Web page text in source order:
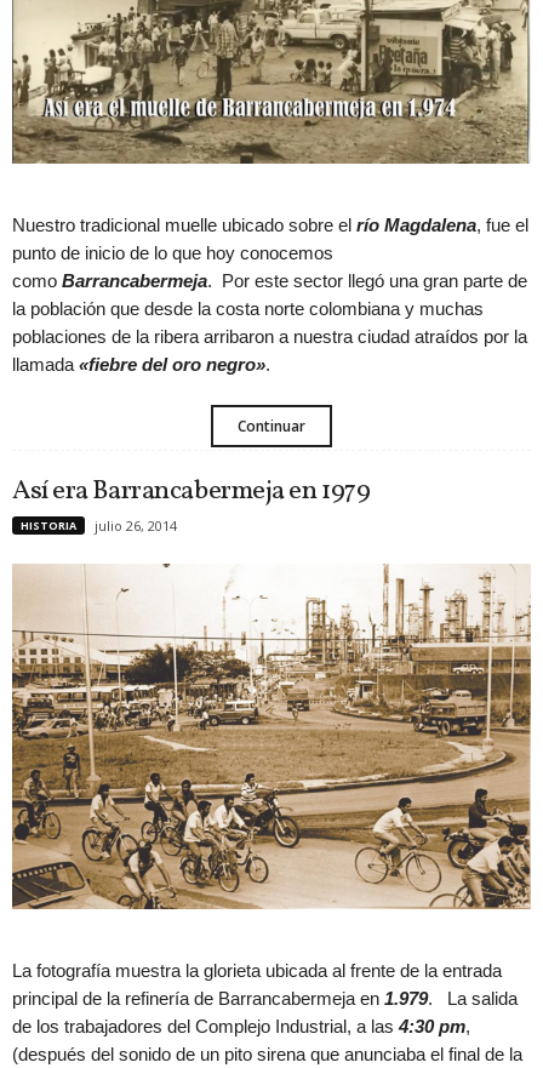
Nuestro tradicional muelle ubicado sobre el río Magdalena, fue el
punto de inicio de lo que hoy conocemos
como Barrancabermeja. Por este sector llegó una gran parte de
la población que desde la costa norte colombiana y muchas
poblaciones de la ribera arribaron a nuestra ciudad atraídos por la
llamada «fiebre del oro negro».
Continuar
Así era Barrancabermeja en 1979
HISTORIA julio 26, 2014
La fotografía muestra la glorieta ubicada al frente de la entrada
principal de la refinería de Barrancabermeja en 1.979. La salida
de los trabajadores del Complejo Industrial, a las4:30 pm,
(después del sonido de un pito sirena que anunciaba el final de la